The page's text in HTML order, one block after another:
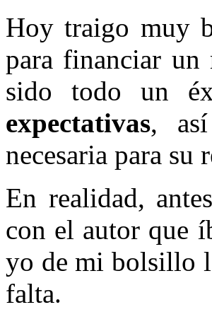
Hoy traigo muy
para financiar un
sido todo un
expectativas,
necesaria para su
En realidad,
con el autor que
yo de mi bolsillo
falta.